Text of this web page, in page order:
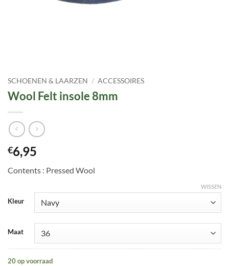
SCHOENEN & LAARZEN / ACCESSOIRES
Wool Felt insole 8mm
€6,95
Contents : Pressed Wool
Kleur
Maat
WISSEN
20 op voorraad